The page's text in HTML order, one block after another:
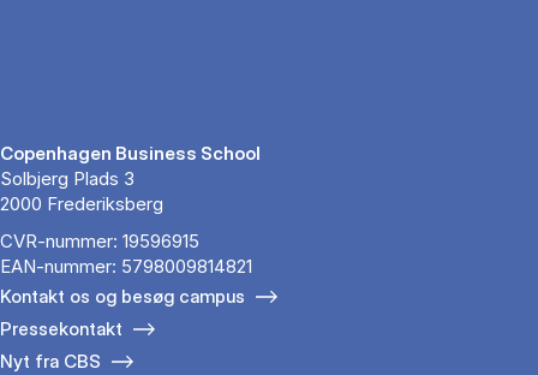
Copenhagen Business School
Solbjerg Plads 3
2000 Frederiksberg
CVR-nummer: 19596915
EAN-nummer: 5798009814821
Kontakt os og besøg campus
Pressekontakt
Nyt fra CBS